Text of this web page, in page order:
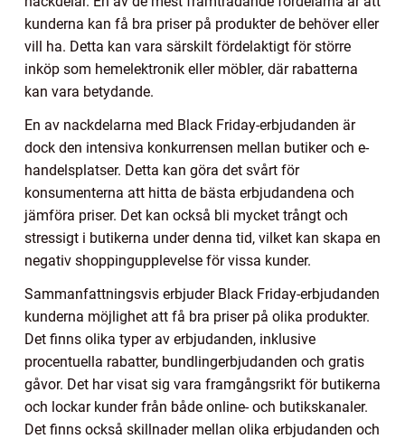
kunderna kan få bra priser på produkter de behöver eller
vill ha. Detta kan vara särskilt fördelaktigt för större
inköp som hemelektronik eller möbler, där rabatterna
kan vara betydande.
En av nackdelarna med Black Friday-erbjudanden är
dock den intensiva konkurrensen mellan butiker och e-
handelsplatser. Detta kan göra det svårt för
konsumenterna att hitta de bästa erbjudandena och
jämföra priser. Det kan också bli mycket trångt och
stressigt i butikerna under denna tid, vilket kan skapa en
negativ shoppingupplevelse för vissa kunder.
Sammanfattningsvis erbjuder Black Friday-erbjudanden
kunderna möjlighet att få bra priser på olika produkter.
Det finns olika typer av erbjudanden, inklusive
procentuella rabatter, bundlingerbjudanden och gratis
gåvor. Det har visat sig vara framgångsrikt för butikerna
och lockar kunder från både online- och butikskanaler.
Det finns också skillnader mellan olika erbjudanden och